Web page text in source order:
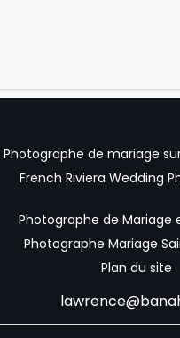
Photographe de mariage
French Riviera Wedding
Photographe de Mariage
Photographe Mariage
Plan du site